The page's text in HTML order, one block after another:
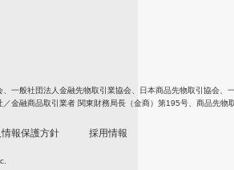
一般社団法人金融先物取引業協会 日本商品先物取引協会
／金融商品取引業者 関東財務局長（金商）第195号、商品先物
報保護方針 採用情報